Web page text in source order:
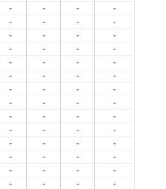
- - -
-
- - -
-
- - -
-
- - -
-
- - -
-
- - -
-
- - -
-
- - -
-
- - -
-
- - -
-
- - -
-
- - -
-
- - -
-
- - -
-